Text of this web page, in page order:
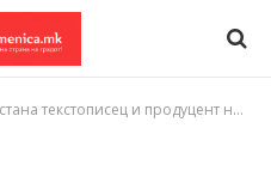
текстописец и продуцент на рок балада